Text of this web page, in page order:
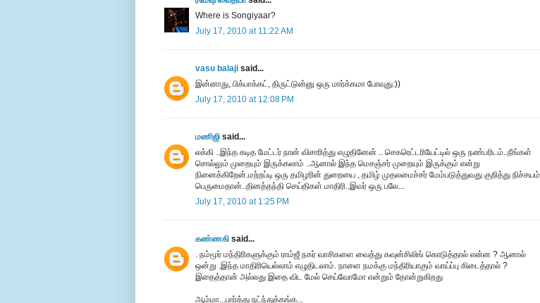
Where is Songiyaar?
July 17, 2010 at 11:22 AM
vasu balaji said...
இன்னாது, பிக்பாக்கட், திருட்டுன்னு ஒரு மார்க்கமா போவுது:))
July 17, 2010 at 12:08 PM
மணிஜி said...
லக்கி ..இந்த கடித மேட்டர் நான் விசாரித்து எழுதினேன் .. செகரெட்டரியேட்டில் ஒரு நண்பரிடம்..நீங்கள்
சொல்லும் முறையும் இருக்கலாம் ..ஆனால் இந்த மெசஞ்சர் முறையும் இருக்கும் என்று
நினைக்கிறேன்.மற்றப்டி ஒரு தமிழரின் துறையை , தமிழ் முதலமைச்சர் மேம்படுத்துவது குறித்து நிச்சயம்
பெருமைதான்..தினத்தந்தி செய்திகள் மாதிரி..இவர் ஒரு பலே...
July 17, 2010 at 1:25 PM
கண்ணகி said...
. நம்மூர் மந்திரிகளுக்கும் ராம்ஜீ நகர் வாசிகளை வைத்து கவுன்சிலிங் கொடுத்தால் என்ன ? ஆனால்
ஒன்று .இந்த மாதிரியெல்லாம் எழுதிடலாம். நாளை நமக்கு மந்திரியாகும் வாய்ப்பு கிடைத்தால் ?
இதைத்தான் அல்லது இதை விட மேல் செய்வோமோ என்றும் தோன்றுகிறது
ஆம்மா...பார்த்து நட்ந்துக்கங்க...